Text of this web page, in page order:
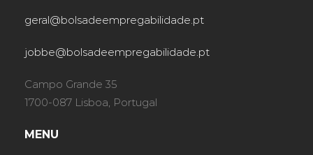
geral@bolsadeempregabilidade.pt
jobbe@bolsadeempregabilidade.pt
Campo Grande 35
1700-087 Lisboa, Portugal
MENU